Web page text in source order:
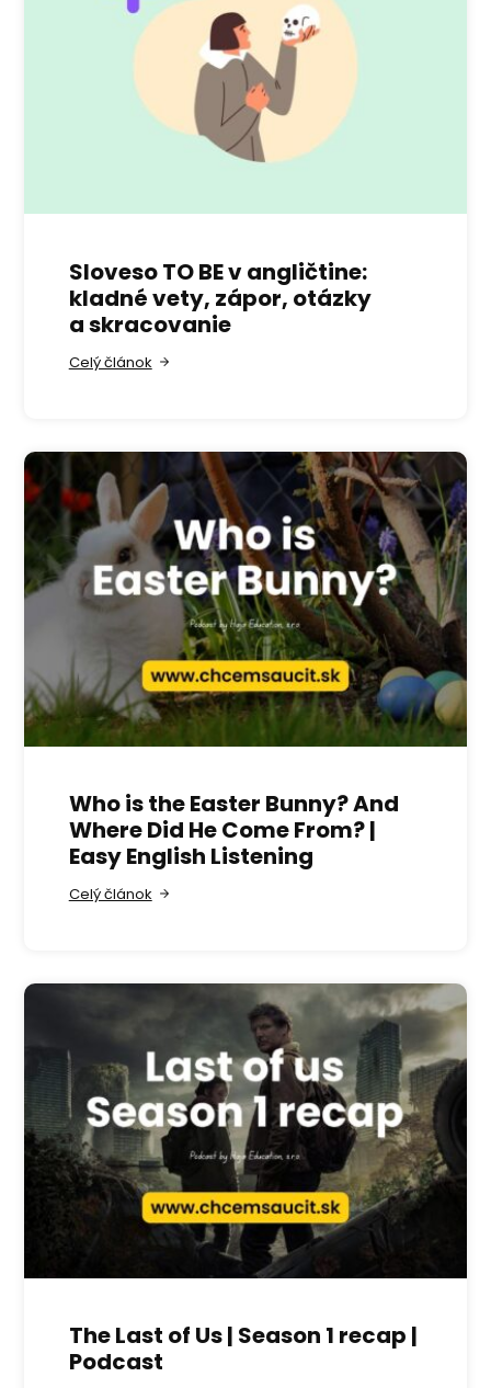
Sloveso TO BE v angličtine:
kladné vety, zápor, otázky
a skracovanie
Celý článok
Who is the Easter Bunny? And
Where Did He Come From? |
Easy English Listening
Celý článok
The Last of Us | Season 1 recap |
Podcast